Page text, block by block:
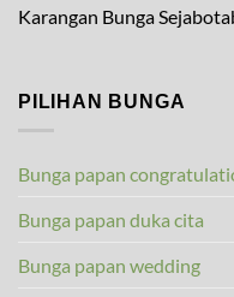
Karangan Bunga
PILIHAN BUNGA
Bunga papan
Bunga papan duka cita
Bunga papan wedding